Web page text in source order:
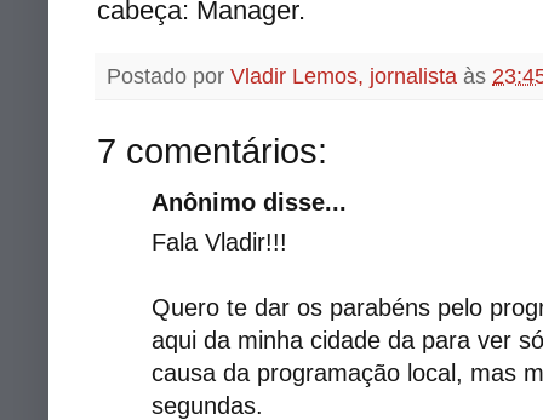
cabeça: Manager.
Postado por Vladir Lemos, jornalista às
7 comentários:
Anônimo disse...
Fala Vladir!!!
Quero te dar os parabéns pelo
aqui da minha cidade da para ver
causa da programação local, mas
segundas.